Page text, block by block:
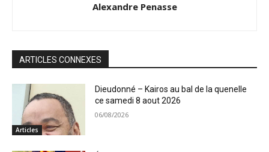
Alexandre Penasse
ARTICLES CONNEXES
Articles
Dieudonné – Kairos au bal de la quenelle
ce samedi 8 aout 2026
06/08/2026